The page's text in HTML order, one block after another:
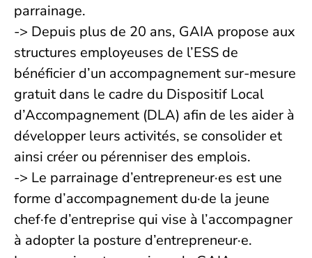
parrainage.
-> Depuis plus de 20 ans, GAIA propose aux
structures employeuses de l’ESS de
bénéficier d’un accompagnement sur-mesure
gratuit dans le cadre du Dispositif Local
d’Accompagnement (DLA) afin de les aider à
développer leurs activités, se consolider et
ainsi créer ou pérenniser des emplois.
-> Le parrainage d’entrepreneur·es est une
forme d’accompagnement du·de la jeune
chef·fe d’entreprise qui vise à l’accompagner
à adopter la posture d’entrepreneur·e.